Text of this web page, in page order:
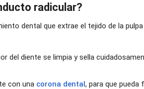
radicular?
dental que extrae el tejido de la
del diente se limpia y sella
con una corona dental, para que pueda